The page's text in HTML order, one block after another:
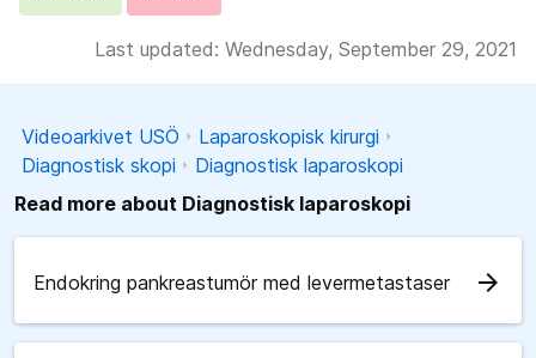
Last updated: Wednesday, September 29, 2021
Videoarkivet USÖ
Laparoskopisk kirurgi
Diagnostisk skopi
Diagnostisk laparoskopi
Read more about Diagnostisk laparoskopi
Endokring pankreastumör med levermetastaser arrow_forward